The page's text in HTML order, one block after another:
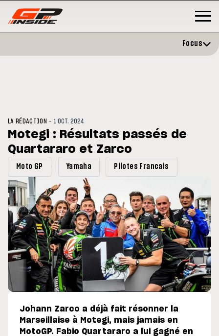
du GP de Grande-
MOTO GP
retour en septembre
Focus
LA RÉDACTION - 1 OCT. 2024
Motegi : Résultats passés de
Quartararo et Zarco
Moto GP Yamaha Pilotes Francais
Johann Zarco a déjà fait résonner la
Marseillaise à Motegi, mais jamais en
MotoGP. Fabio Quartararo a lui gagné en